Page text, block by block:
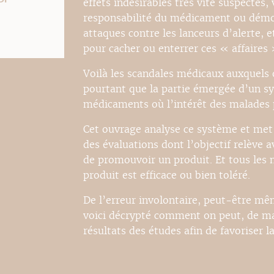
effets indésirables très vite suspectés,
responsabilité du médicament ou
attaques contre les lanceurs d’alerte,
pour cacher ou enterrer ces « affaires
Voilà les scandales médicaux
pourtant que la partie émergée d’un
médicaments où l’intérêt des
Cet ouvrage analyse ce système et
des évaluations dont l’objectif relève
de promouvoir un produit. Et tous les
produit est efficace ou bien toléré.
De l’erreur involontaire, peut-être
voici décrypté comment on peut, de
résultats des études afin de favoriser